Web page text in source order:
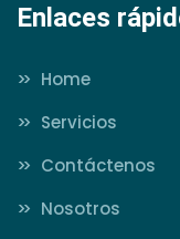
Enlaces
>>
Home
>>
Servicios
>>
Contáctenos
>>
Nosotros